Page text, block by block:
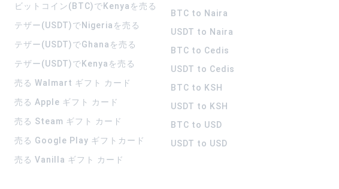
ビットコイン(BTC)でKenyaを売る
テザー(USDT)でNigeriaを売る
テザー(USDT)でGhanaを売る
テザー(USDT)でKenyaを売る
売る Walmart ギフト カード
売る Apple ギフト カード
売る Steam ギフト カード
売る Google Play ギフトカード
売る Vanilla ギフト カード
BTC to Naira
USDT to Naira
BTC to Cedis
USDT to Cedis
BTC to KSH
USDT to KSH
BTC to USD
USDT to USD